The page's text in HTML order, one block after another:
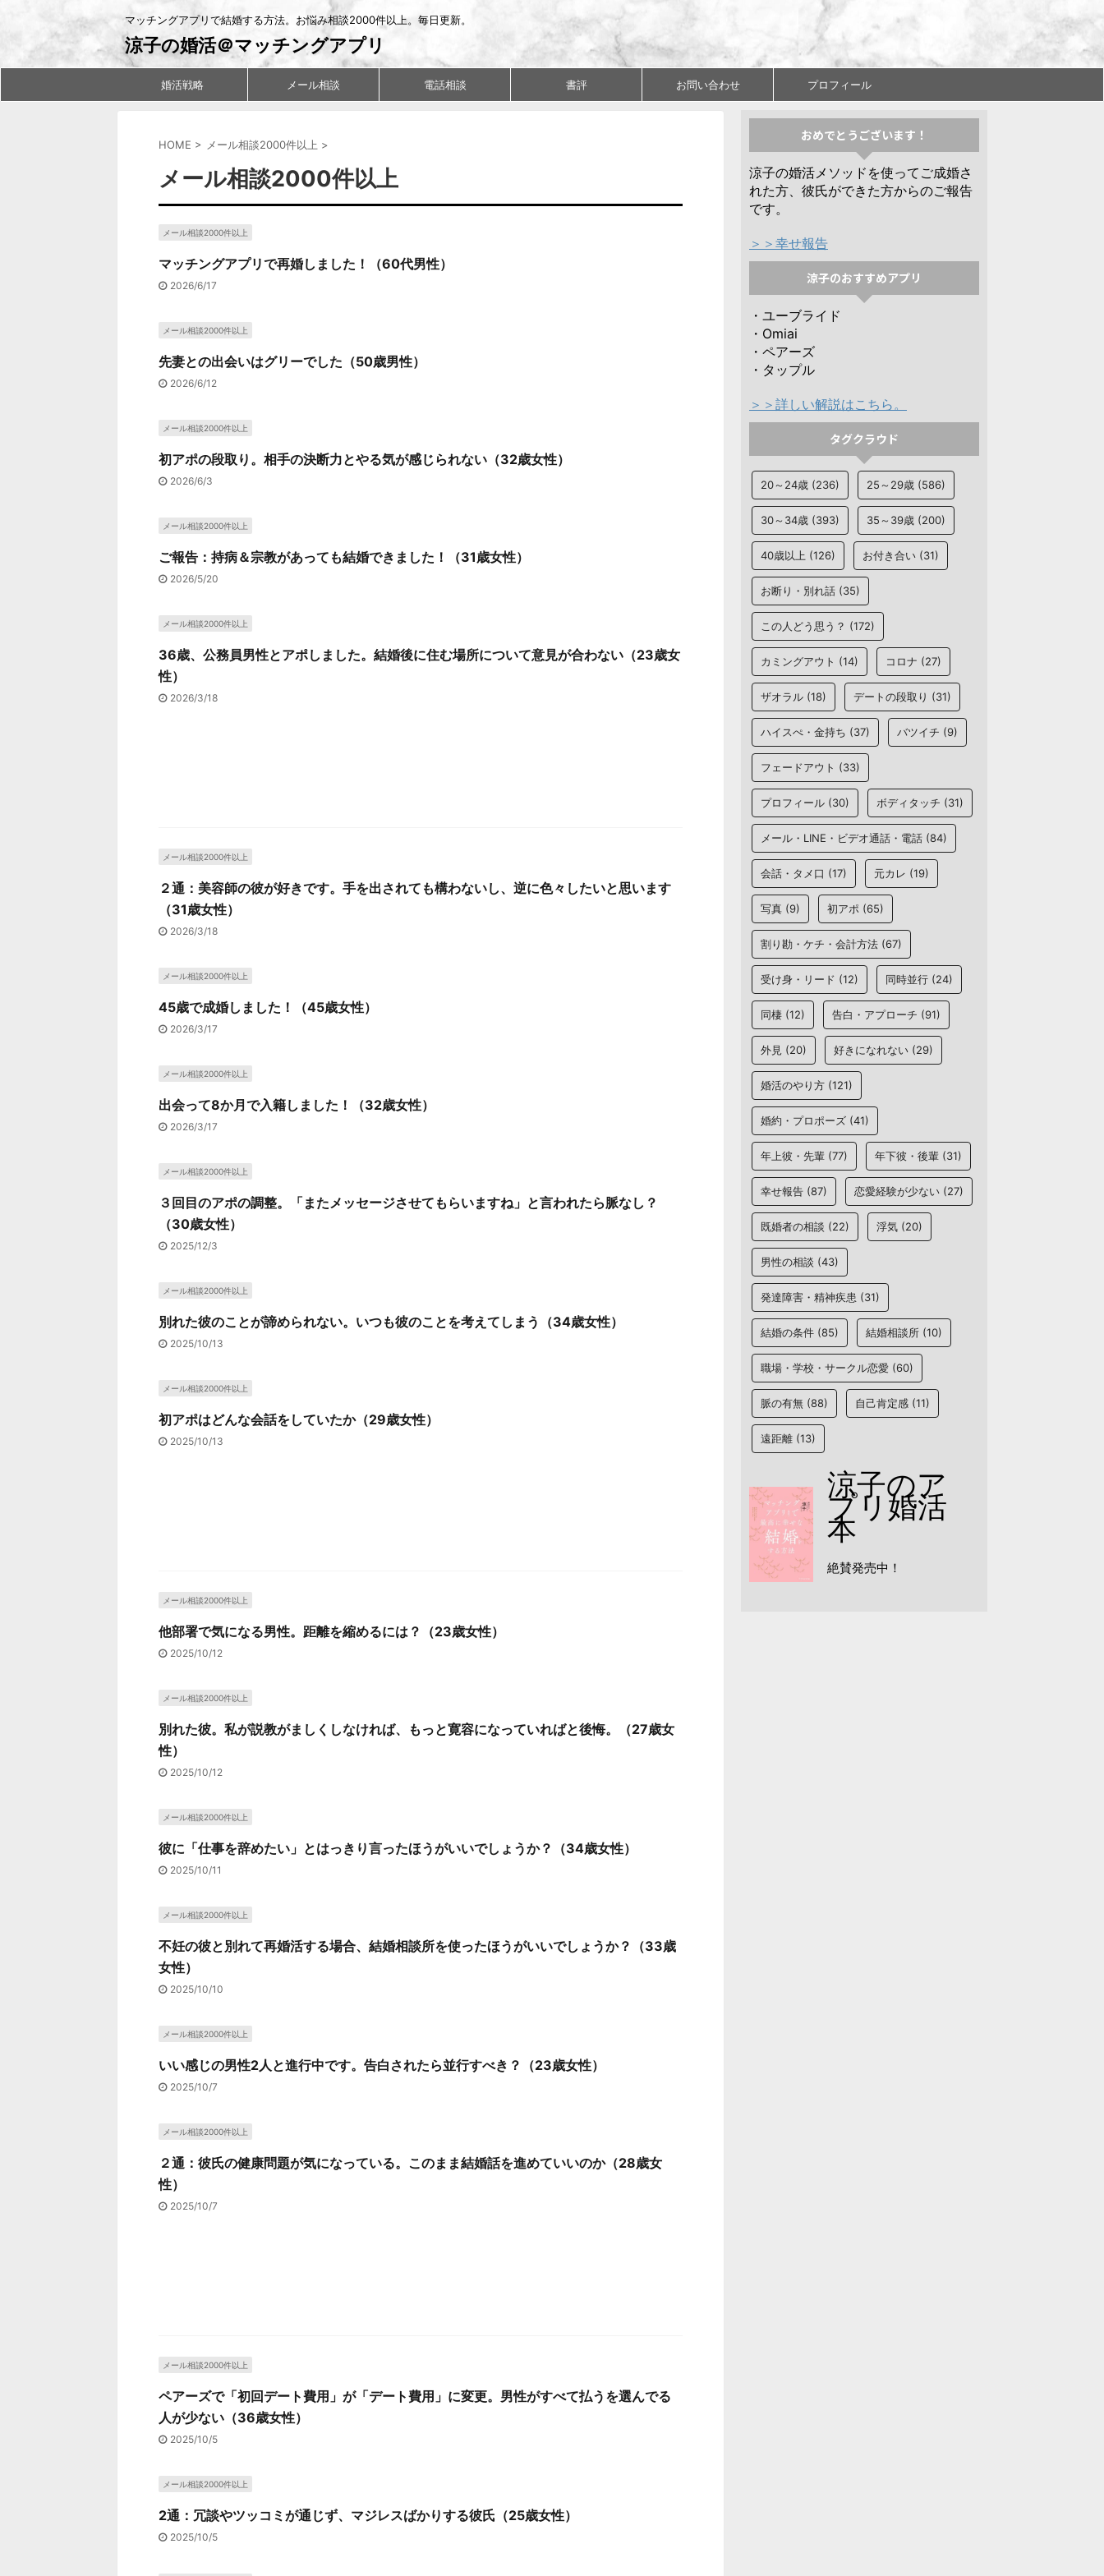
マッチングアプリで結婚する方法。お悩み相談2000件以上。毎日更新。
涼子の婚活＠マッチングアプリ
婚活戦略 メール相談 電話相談 書評 お問い合わせ プロフィール
HOME > メール相談2000件以上 >
メール相談2000件以上
メール相談2000件以上
マッチングアプリで再婚しました！（60代男性）
2026/6/17
メール相談2000件以上
先妻との出会いはグリーでした（50歳男性）
2026/6/12
メール相談2000件以上
初アポの段取り。相手の決断力とやる気が感じられない（32歳女性）
2026/6/3
メール相談2000件以上
ご報告：持病＆宗教があっても結婚できました！（31歳女性）
2026/5/20
メール相談2000件以上
36歳、公務員男性とアポしました。結婚後に住む場所について意見が合わない（23歳女
性）
2026/3/18
メール相談2000件以上
２通：美容師の彼が好きです。手を出されても構わないし、逆に色々したいと思います
（31歳女性）
2026/3/18
メール相談2000件以上
45歳で成婚しました！（45歳女性）
2026/3/17
メール相談2000件以上
出会って8か月で入籍しました！（32歳女性）
2026/3/17
メール相談2000件以上
３回目のアポの調整。「またメッセージさせてもらいますね」と言われたら脈なし？
（30歳女性）
2025/12/3
メール相談2000件以上
別れた彼のことが諦められない。いつも彼のことを考えてしまう（34歳女性）
2025/10/13
メール相談2000件以上
初アポはどんな会話をしていたか（29歳女性）
2025/10/13
メール相談2000件以上
他部署で気になる男性。距離を縮めるには？（23歳女性）
2025/10/12
メール相談2000件以上
別れた彼。私が説教がましくしなければ、もっと寛容になっていればと後悔。（27歳女
性）
2025/10/12
メール相談2000件以上
彼に「仕事を辞めたい」とはっきり言ったほうがいいでしょうか？（34歳女性）
2025/10/11
メール相談2000件以上
不妊の彼と別れて再婚活する場合、結婚相談所を使ったほうがいいでしょうか？（33歳
女性）
2025/10/10
メール相談2000件以上
いい感じの男性2人と進行中です。告白されたら並行すべき？（23歳女性）
2025/10/7
メール相談2000件以上
２通：彼氏の健康問題が気になっている。このまま結婚話を進めていいのか（28歳女
性）
2025/10/7
メール相談2000件以上
ペアーズで「初回デート費用」が「デート費用」に変更。男性がすべて払うを選んでる
人が少ない（36歳女性）
2025/10/5
メール相談2000件以上
2通：冗談やツッコミが通じず、マジレスばかりする彼氏（25歳女性）
2025/10/5
おめでとうございます！
涼子の婚活メソッドを使ってご成婚さ
れた方、彼氏ができた方からのご報告
です。
＞＞幸せ報告
涼子のおすすめアプリ
・ユーブライド
・Omiai
・ペアーズ
・タップル
＞＞詳しい解説はこちら。
タグクラウド
20～24歳 (236) 25～29歳 (586)
30～34歳 (393) 35～39歳 (200)
40歳以上 (126) お付き合い (31)
お断り・別れ話 (35)
この人どう思う？ (172)
カミングアウト (14) コロナ (27)
ザオラル (18) デートの段取り (31)
ハイスぺ・金持ち (37) バツイチ (9)
フェードアウト (33)
プロフィール (30) ボディタッチ (31)
メール・LINE・ビデオ通話・電話 (84)
会話・タメ口 (17) 元カレ (19)
写真 (9) 初アポ (65)
割り勘・ケチ・会計方法 (67)
受け身・リード (12) 同時並行 (24)
同棲 (12) 告白・アプローチ (91)
外見 (20) 好きになれない (29)
婚活のやり方 (121)
婚約・プロポーズ (41)
年上彼・先輩 (77) 年下彼・後輩 (31)
幸せ報告 (87) 恋愛経験が少ない (27)
既婚者の相談 (22) 浮気 (20)
男性の相談 (43)
発達障害・精神疾患 (31)
結婚の条件 (85) 結婚相談所 (10)
職場・学校・サークル恋愛 (60)
脈の有無 (88) 自己肯定感 (11)
遠距離 (13)
涼子のア
プリ婚活
本
絶賛発売中！